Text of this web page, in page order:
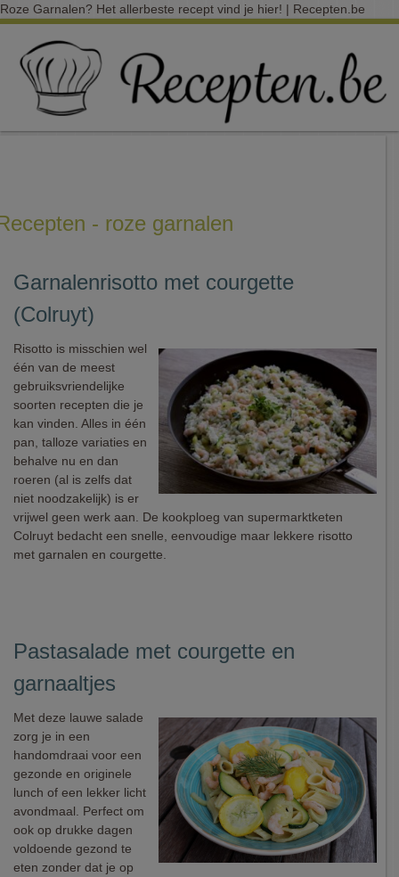
Roze Garnalen? Het allerbeste recept vind je hier! | Recepten.be
- roze garnalen
Garnalenrisotto met courgette
(Colruyt)
Risotto is misschien wel
één van de meest
gebruiksvriendelijke
soorten recepten die je
kan vinden. Alles in één
pan, talloze variaties en
behalve nu en dan
roeren (al is zelfs dat
niet noodzakelijk) is er
vrijwel geen werk aan. De kookploeg van supermarktketen
Colruyt bedacht een snelle, eenvoudige maar lekkere risotto
met garnalen en courgette.
Pastasalade met courgette en
garnaaltjes
Met deze lauwe salade
zorg je in een
handomdraai voor een
gezonde en originele
lunch of een lekker licht
avondmaal. Perfect om
ook op drukke dagen
voldoende gezond te
eten zonder dat je op